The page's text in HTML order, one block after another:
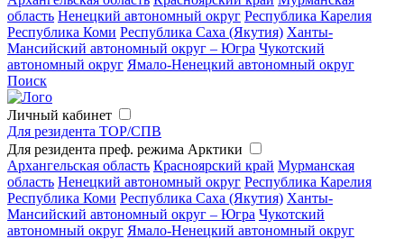
область Ненецкий автономный округ Республика Карелия
Республика Коми Республика Саха (Якутия) Ханты-
Мансийский автономный округ – Югра Чукотский
автономный округ Ямало-Ненецкий автономный округ
Поиск
Личный кабинет
Для резидента ТОР/СПВ
Для резидента преф. режима Арктики
Архангельская область Красноярский край Мурманская
область Ненецкий автономный округ Республика Карелия
Республика Коми Республика Саха (Якутия) Ханты-
Мансийский автономный округ – Югра Чукотский
автономный округ Ямало-Ненецкий автономный округ